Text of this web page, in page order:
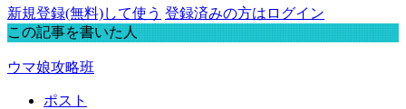
新規登録(無料)して使う 登録済みの方はログイン
この記事を書いた人
ウマ娘攻略班
ポスト